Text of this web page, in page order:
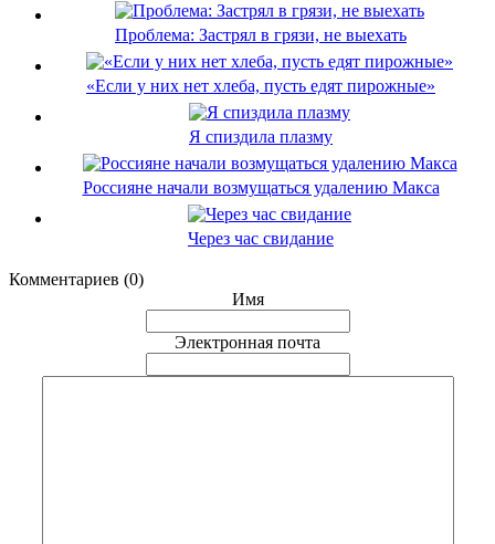
Проблема: Застрял в грязи, не выехать
«Если у них нет хлеба, пусть едят пирожные»
Я спиздила плазму
Россияне начали возмущаться удалению Макса
Через час свидание
Комментариев (0)
Имя
Электронная почта